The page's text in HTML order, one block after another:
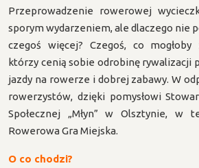
Przeprowadzenie rowerowej
sporym wydarzeniem, ale dlaczego nie
czegoś więcej? Czegoś, co mogłoby
którzy cenią sobie odrobinę rywalizacji
jazdy na rowerze i dobrej zabawy. W
rowerzystów, dzięki pomysłowi
Społecznej „Młyn” w Olsztynie, w
Rowerowa Gra Miejska.
O co chodzi?